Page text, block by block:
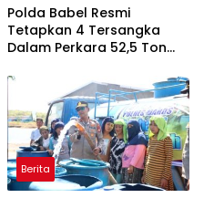
Polda Babel Resmi
Tetapkan 4 Tersangka
Dalam Perkara 52,5 Ton
Belitung
Berita